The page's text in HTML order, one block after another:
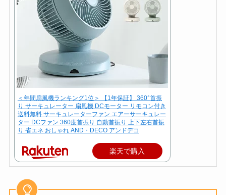
＜年間扇風機ランキング1位＞ 【1年保証】 360°首振
り サーキュレーター 扇風機 DCモーター リモコン付き
送料無料 サーキュレーターファン エアーサーキュレー
ター DCファン 360度首振り 自動首振り 上下左右首振
り 省エネ おしゃれ AND・DECO アンドデコ
楽天で購入